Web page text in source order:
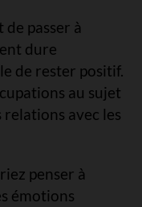
passer à
dure
de rester positif.
au sujet
relations avec les
penser à
émotions